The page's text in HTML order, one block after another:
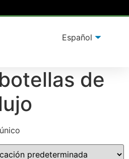
etiquetados “juego de
de